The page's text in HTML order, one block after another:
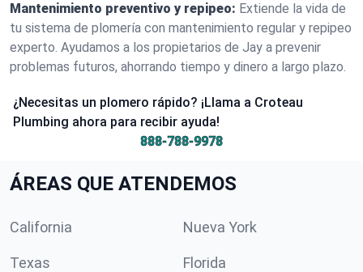
Mantenimiento preventivo y repipeo: Extiende la vida de
tu sistema de plomería con mantenimiento regular y repipeo
experto. Ayudamos a los propietarios de Jay a prevenir
problemas futuros, ahorrando tiempo y dinero a largo plazo.
¿Necesitas un plomero rápido? ¡Llama a Croteau
Plumbing ahora para recibir ayuda!
888-788-9978
ÁREAS QUE ATENDEMOS
California Nueva York
Texas Florida